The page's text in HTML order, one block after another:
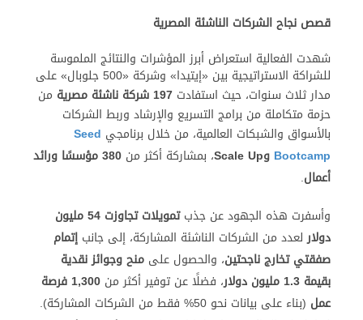
قصص نجاح الشركات الناشئة المصرية
شهدت الفعالية استعراض أبرز المؤشرات والنتائج الملموسة
للشراكة الاستراتيجية بين «إيتيدا» وشركة «500 جلوبال» على
مدار ثلاث سنوات، حيث استفادت
من
حزمة متكاملة من برامج التسريع والإرشاد وربط الشركات
بالأسواق والشبكات العالمية، من خلال برنامجي Seed
Bootcamp و ScaleUp ، بمشاركة أكثر من
380 مؤسسًا ورائد
أعمال.
وأسفرت هذه الجهود عن جذب
تمويلات تجاوزت 54 مليون
دولارلعدد من الشركات الناشئة المشاركة، إلى جانب إتمام
صفقتي تخارج ناجحتين، والحصول على منح وجوائز نقدية
بقيمة 1.3 مليون دولار
، فضلًا عن توفير أكثر من
1,300 فرصة
عمل
(بناء على بيانات نحو 50% فقط من الشركات المشاركة).